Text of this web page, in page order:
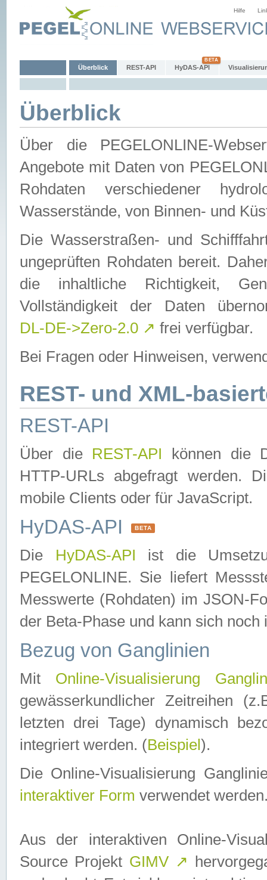
Hilfe
Überblick REST-API HyDAS-API
Überblick
Über die PEGELONLINE-
Angebote mit Daten von
Rohdaten verschiedener
Wasserstände, von Binnen- und
Die Wasserstraßen- und
ungeprüften Rohdaten bereit.
die inhaltliche Richtigkeit,
Vollständigkeit der Daten
DL-DE->Zero-2.0 ↗ frei verfügbar.
Bei Fragen oder Hinweisen,
REST- und XML-
REST-API
Über die REST-API können die
HTTP-URLs abgefragt werden.
mobile Clients oder für JavaScript.
HyDAS-API BETA
Die HyDAS-API ist die
PEGELONLINE. Sie liefert
Messwerte (Rohdaten) im JSON-
der Beta-Phase und kann sich noch
Bezug von Ganglinien
Mit Online-Visualisierung
gewässerkundlicher Zeitreihen
letzten drei Tage) dynamisch
integriert werden. (Beispiel ).
Die Online-Visualisierung
interaktiver Form verwendet
Aus der interaktiven Online-
Source Projekt GIMV ↗